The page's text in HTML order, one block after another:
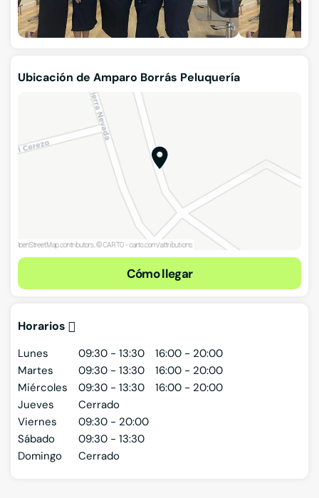
Ubicación de Amparo Borrás Peluquería
Cómo llegar
Horarios
Lunes 09:30 - 13:30
16:00 - 20:00
Martes
09:30 - 13:30
16:00 - 20:00
Miércoles
09:30 - 13:30
16:00 - 20:00
Jueves
Cerrado
Viernes
09:30 - 20:00
Sábado
09:30 - 13:30
Domingo
Cerrado